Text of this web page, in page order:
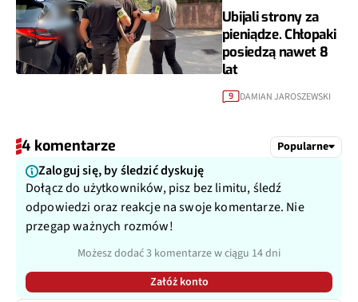
Ubijali strony za
pieniądze. Chłopaki
posiedzą nawet 8
lat
9 DAMIAN JAROSZEWSKI
4 komentarze Popularne
Zaloguj się, by śledzić dyskuję
Dołącz do użytkowników, pisz bez limitu, śledź
odpowiedzi oraz reakcje na swoje komentarze. Nie
przegap ważnych rozmów!
Możesz dodać 3 komentarze w ciągu 14 dni
Załóż konto